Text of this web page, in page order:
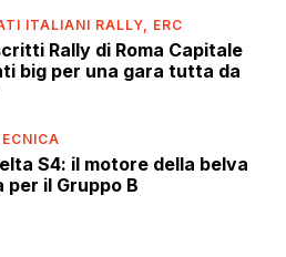
ITALIANI RALLY, ERC
Rally di Roma Capitale
big per una gara tutta da
S4: il motore della belva
il Gruppo B